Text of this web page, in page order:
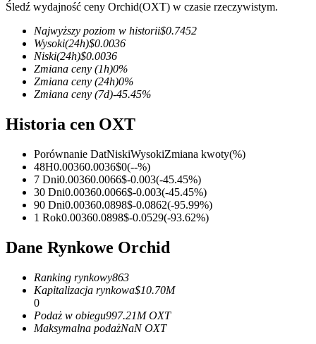
TradFi
Instrumenty pochodne na akcje, forex, metale szlachetne i
Kontrakty terminowe na USDC
Kontrakty futures wykorzystujące USDC jako zabezpieczenie
Śledź wydajność ceny Orchid(OXT) w czasie rzeczywistym.
Najwyższy poziom w historii$0.7452
Wysoki(24h)$0.0036
Niski(24h)$0.0036
Zmiana ceny (1h)0%
Zmiana ceny (24h)0%
Zmiana ceny (7d)-45.45%
Historia cen OXT
Porównanie DatNiskiWysokiZmiana kwoty(%)
48H0.00360.0036$0(--%)
7 Dni0.00360.0066$-0.003(-45.45%)
30 Dni0.00360.0066$-0.003(-45.45%)
90 Dni0.00360.0898$-0.0862(-95.99%)
1 Rok0.00360.0898$-0.0529(-93.62%)
Dane Rynkowe Orchid
Ranking rynkowy863
Kapitalizacja rynkowa$10.70M
0
Podaż w obiegu997.21M OXT
Maksymalna podażNaN OXT